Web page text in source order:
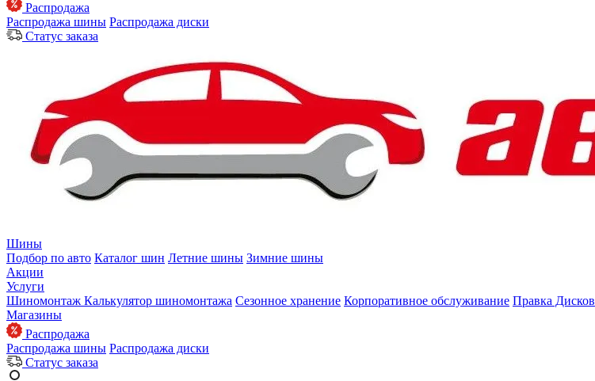
Распродажа
Распродажа шины Распродажа диски
Статус заказа
Шины
Подбор по авто Каталог шин Летние шины Зимние шины
Акции
Услуги
Шиномонтаж Калькулятор шиномонтажа Сезонное хранение Корпоративное обслуживание Правка Дисков
Магазины
Распродажа
Распродажа шины Распродажа диски
Статус заказа